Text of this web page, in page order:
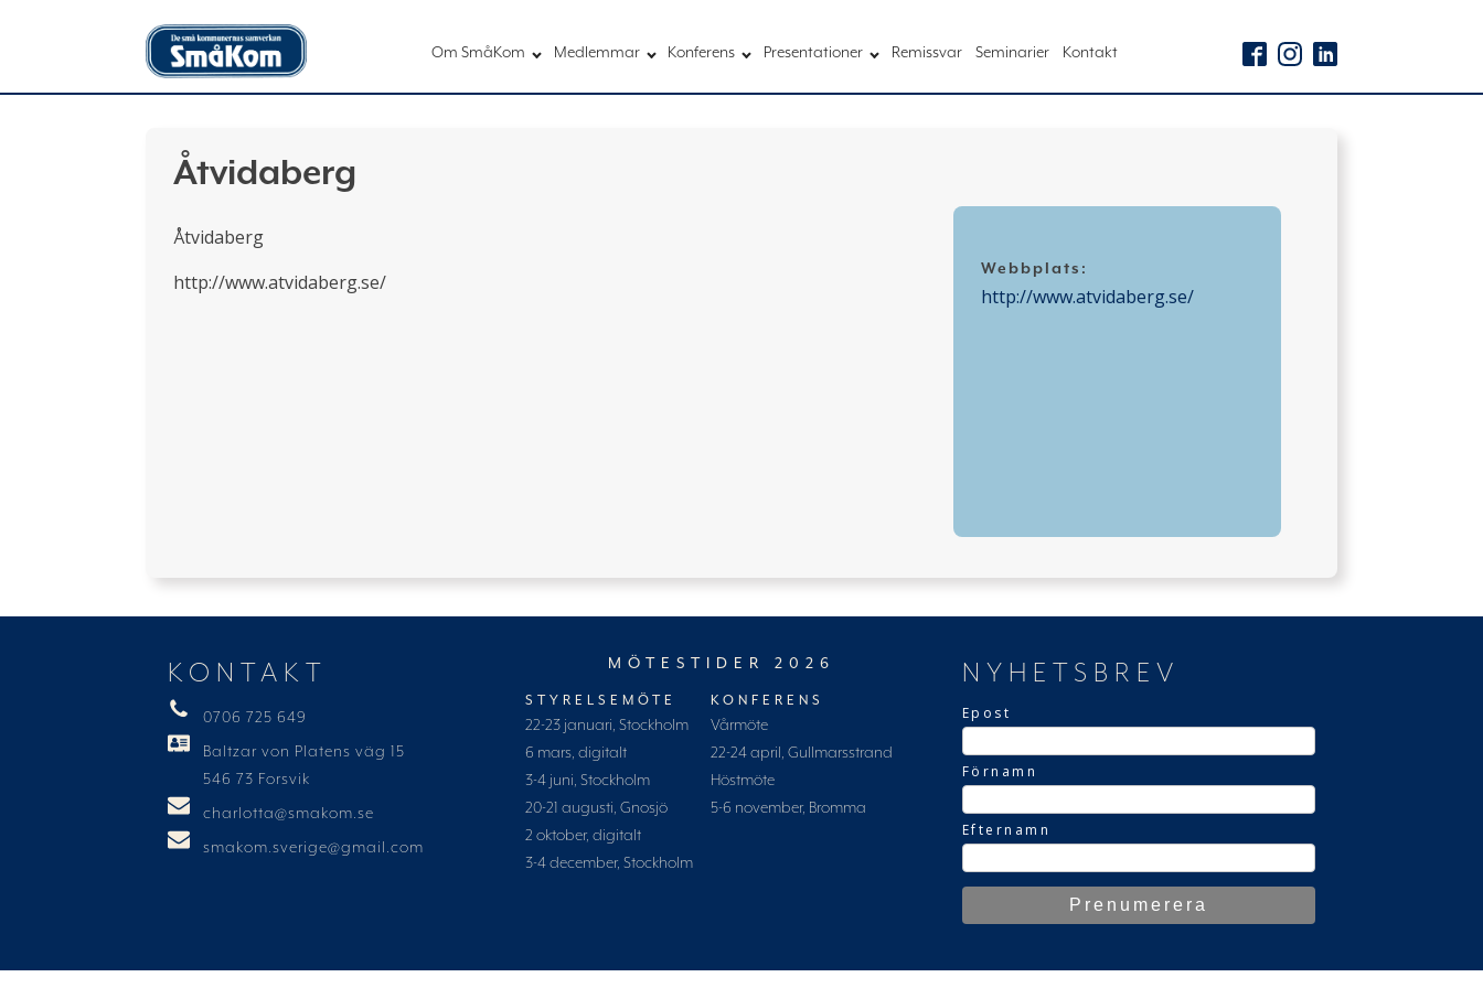
Om SmåKom Medlemmar Konferens Presentationer Remissvar Seminarier Kontakt
Åtvidaberg
Åtvidaberg
http://www.atvidaberg.se/
Webbplats:
http://www.atvidaberg.se/
KONTAKT
0706 725 649
Baltzar von Platens väg 15
546 73 Forsvik
charlotta@smakom.se
smakom.sverige@gmail.com
MÖTESTIDER 2026
STYRELSEMÖTE
22-23 januari, Stockholm
6 mars, digitalt
3-4 juni, Stockholm
20-21 augusti, Gnosjö
2 oktober, digitalt
3-4 december, Stockholm
KONFERENS
Vårmöte
22-24 april, Gullmarsstrand
Höstmöte
5-6 november, Bromma
NYHETSBREV
Epost
Förnamn
Efternamn